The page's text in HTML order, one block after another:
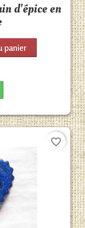
d'épice en
panier
favorite_border